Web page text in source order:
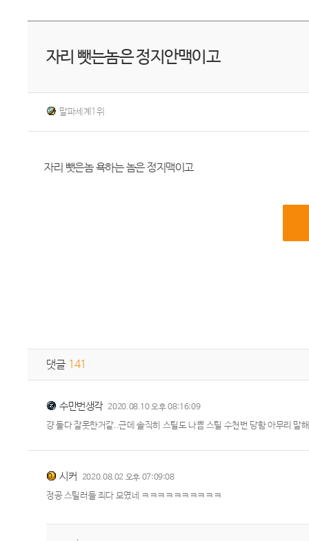
자리 뺏는놈은 정지안맥이고
말파세계1위
자리 뺏은놈 욕하는 놈은 정지맥이고
댓글 141
수만번생각 2020.08.10 오후 08:16:09
걍 둘다 잘못한거같..근데 솔직히 스틸도 나쁨 스틸 수천번 당함 아무리
시커 2020.08.02 오후 07:09:08
정공 스틸러들 죄다 모였네 ㅋㅋㅋㅋㅋㅋㅋㅋㅋㅋ